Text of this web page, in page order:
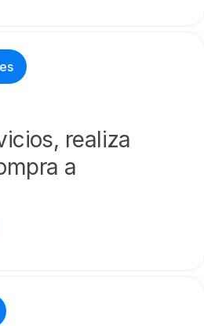
realiza
a